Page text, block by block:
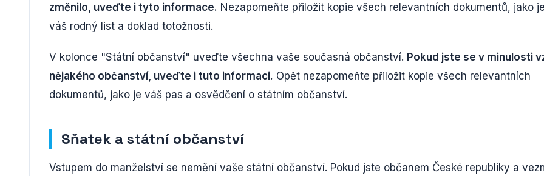
změnilo, uveďte i tyto informace. Nezapomeňte přiložit kopie všech relevantních dokumentů, jako
váš rodný list a doklad totožnosti.
V kolonce "Státní občanství" uveďte všechna vaše současná občanství. Pokud jste se v minulosti
nějakého občanství, uveďte i tuto informaci. Opět nezapomeňte přiložit kopie všech relevantních
dokumentů, jako je váš pas a osvědčení o státním občanství.
Sňatek a státní občanství
Vstupem do manželství se nemění vaše státní občanství. Pokud jste občanem České republiky a